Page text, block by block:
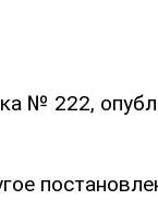
№ 222,